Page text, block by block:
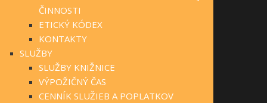
ČINNOSTI
ETICKÝ KÓDEX
KONTAKTY
SLUŽBY
SLUŽBY KNIŽNICE
VÝPOŽIČNÝ ČAS
CENNÍK SLUŽIEB A POPLATKOV